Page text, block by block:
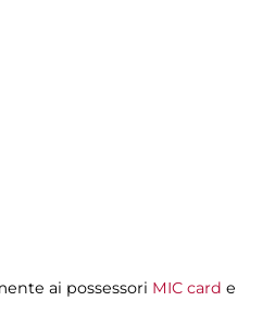
ai possessori MIC card e